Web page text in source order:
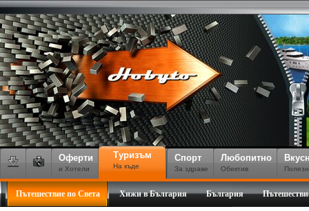
Оферти
и Хотели
Туризъм
На къде
Спорт
За здраве
Любопитно
Обектив
Пътешествие по Света Хижи в България България